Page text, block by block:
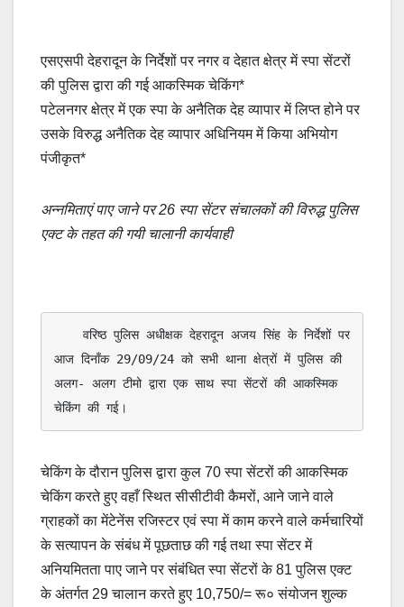
एसएसपी देहरादून के निर्देशों पर नगर व देहात क्षेत्र में स्पा सेंटरों
की पुलिस द्वारा की गई आकस्मिक चेकिंग*
पटेलनगर क्षेत्र में एक स्पा के अनैतिक देह व्यापार में लिप्त होने पर
उसके विरुद्ध अनैतिक देह व्यापार अधिनियम में किया अभियोग
पंजीकृत*
अन्नमिताएं पाए जाने पर 26 स्पा सेंटर संचालकों की विरुद्ध पुलिस
एक्ट के तहत की गयी चालानी कार्यवाही
आज दिनाँक 29/09/24 को सभी थाना क्षेत्रों में पुलिस की
अलग- अलग टीमो द्वारा एक साथ स्पा सेंटरों की आकस्मिक
चेकिंग की गई।
चेकिंग के दौरान पुलिस द्वारा कुल 70 स्पा सेंटरों की आकस्मिक
चेकिंग करते हुए वहाँ स्थित सीसीटीवी कैमरों, आने जाने वाले
ग्राहकों का मेंटेनेंस रजिस्टर एवं स्पा में काम करने वाले कर्मचारियों
के सत्यापन के संबंध में पूछताछ की गई तथा स्पा सेंटर में
अनियमितता पाए जाने पर संबंधित स्पा सेंटरों के 81 पुलिस एक्ट
के अंतर्गत 29 चालान करते हुए 10,750/= रू० संयोजन शुल्क